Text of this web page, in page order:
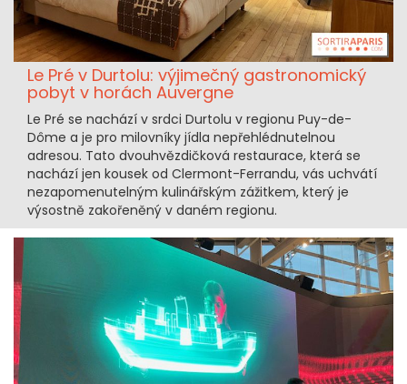
Le Pré v Durtolu: výjimečný gastronomický
pobyt v horách Auvergne
Le Pré se nachází v srdci Durtolu v regionu Puy-de-
Dôme a je pro milovníky jídla nepřehlédnutelnou
adresou. Tato dvouhvězdičková restaurace, která se
nachází jen kousek od Clermont-Ferrandu, vás uchvátí
nezapomenutelným kulinářským zážitkem, který je
výsostně zakořeněný v daném regionu.